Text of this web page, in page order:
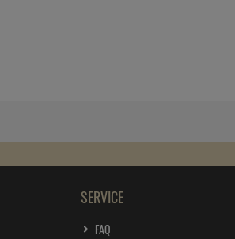
SERVICE
FAQ